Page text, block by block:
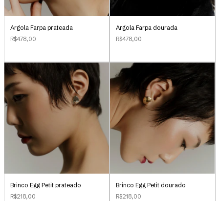
Argola Farpa prateada
R$478,00
Argola Farpa dourada
R$478,00
Brinco Egg Petit prateado
R$218,00
Brinco Egg Petit dourado
R$218,00